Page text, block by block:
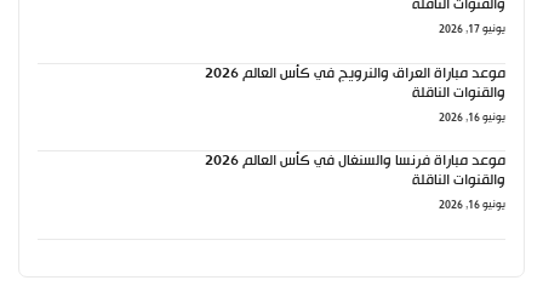
يونيو 17, 2026
موعد مباراة العراق والنرويج في كأس العالم 2026
والقنوات الناقلة
يونيو 16, 2026
موعد مباراة فرنسا والسنغال في كأس العالم 2026
والقنوات الناقلة
يونيو 16, 2026